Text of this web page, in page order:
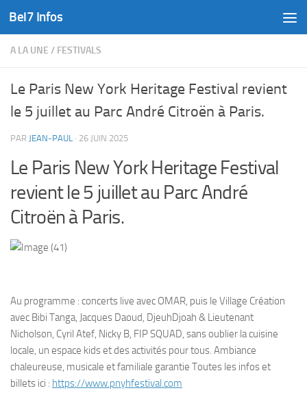
Skip to content
Bel7 Infos
A LA UNE / FESTIVALS
Le Paris New York Heritage Festival revient
le 5 juillet au Parc André Citroën à Paris.
PAR JEAN-PAUL · 26 JUIN 2025
Le Paris New York Heritage Festival
revient le 5 juillet au Parc André
Citroën à Paris.
Au programme : concerts live avec OMAR, puis le Village Création
avec Bibi Tanga, Jacques Daoud, DjeuhDjoah & Lieutenant
Nicholson, Cyril Atef, Nicky B, FIP SQUAD, sans oublier la cuisine
locale, un espace kids et des activités pour tous. Ambiance
chaleureuse, musicale et familiale garantie Toutes les infos et
billets ici : https://www.pnyhfestival.com